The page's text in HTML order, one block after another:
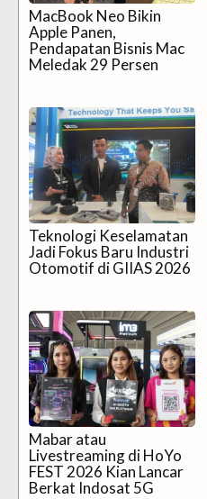
MacBook Neo Bikin
Apple Panen,
Pendapatan Bisnis Mac
Meledak 29 Persen
Teknologi Keselamatan
Jadi Fokus Baru Industri
Otomotif di GIIAS 2026
Mabar atau
Livestreaming di HoYo
FEST 2026 Kian Lancar
Berkat Indosat 5G